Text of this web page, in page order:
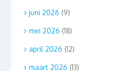
juni 2026 (9)
mei 2026 (18)
april 2026 (12)
maart 2026 (13)